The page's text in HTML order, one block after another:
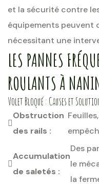
et la sécurité contre
équipements peuvent
nécessitant une
LES PANNES
ROULANTS À
Volet Bloqué : Causes et
Obstruction
des rails :
Accumulation
de saletés :
Des
le
la